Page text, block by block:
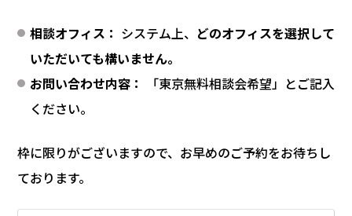
相談オフィス： システム上、 どのオフィスを選択して
いただいても構いません。
お問い合わせ内容：
「東京無料相談会希望」とご記入
ください。
枠に限りがございますので、お早めのご予約をお待ちし
ております。